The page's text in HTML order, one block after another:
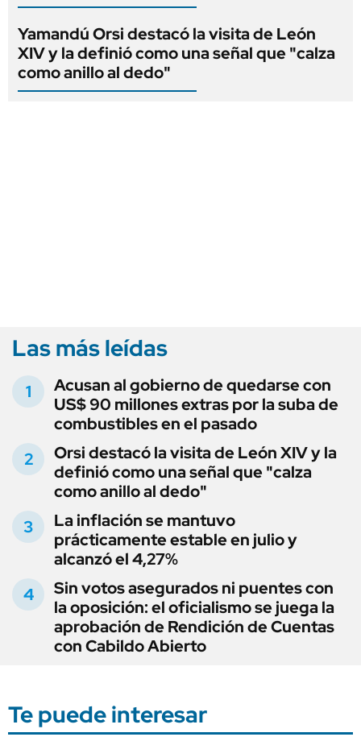
Yamandú Orsi destacó la visita de León
XIV y la definió como una señal que "calza
como anillo al dedo"
Las más leídas
Acusan al gobierno de quedarse con
US$ 90 millones extras por la suba de
combustibles en el pasado
Orsi destacó la visita de León XIV y la
definió como una señal que "calza
como anillo al dedo"
La inflación se mantuvo
prácticamente estable en julio y
alcanzó el 4,27%
Sin votos asegurados ni puentes con
la oposición: el oficialismo se juega la
aprobación de Rendición de Cuentas
con Cabildo Abierto
Te puede interesar